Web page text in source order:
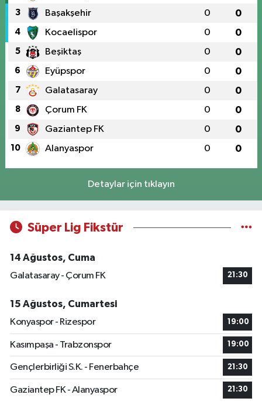
3 Başakşehir 0 0
4 Kocaelispor 0 0
5 Beşiktaş 0 0
6 Eyüpspor 0 0
7 Galatasaray 0 0
8 Çorum FK 0 0
9 Gaziantep FK 0 0
10 Alanyaspor 0 0
Detaylar için tıklayın
Süper Lig Fikstür
14 Ağustos, Cuma
Galatasaray - Çorum FK
21:30
15 Ağustos, Cumartesi
Konyaspor - Rizespor
19:00
Kasımpaşa - Trabzonspor 19:00
Gençlerbirliği S.K. - Fenerbahçe 21:30
Gaziantep FK - Alanyaspor 21:30